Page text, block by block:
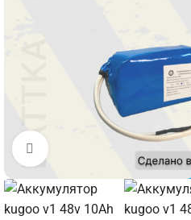
Увеличить